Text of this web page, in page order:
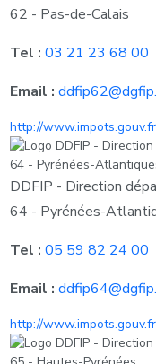
62 - Pas-de-Calais
Tel : 03 21 23 68 00
Email :
http://www.impots.gouv.fr
DDFIP - Direction
64 - Pyrénées-
Tel : 05 59 82 24 00
Email :
http://www.impots.gouv.fr